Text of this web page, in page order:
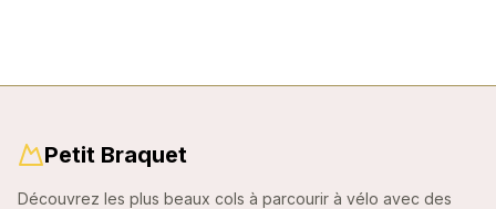
Petit Braquet
Découvrez les plus beaux cols à parcourir à vélo avec des